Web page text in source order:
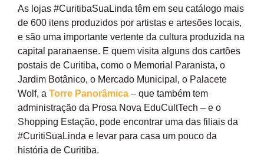
As lojas #CuritibaSuaLinda têm em seu catálogo mais
de 600 itens produzidos por artistas e artesões locais,
e são uma importante vertente da cultura produzida na
capital paranaense. E quem visita alguns dos cartões
postais de Curitiba, como o Memorial Paranista, o
Jardim Botânico, o Mercado Municipal, o Palacete
Wolf, a Torre Panorâmica – que também tem
administração da Prosa Nova EduCultTech – e o
Shopping Estação, pode encontrar uma das filiais da
#CuritiSuaLinda e levar para casa um pouco da
história de Curitiba.